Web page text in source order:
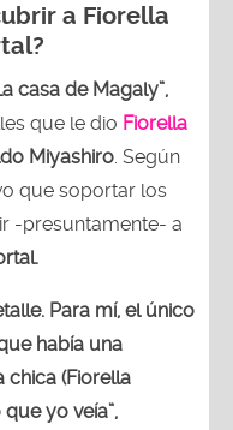
a Fiorella
casa de Magaly”,
que le dio Fiorella
Miyashiro . Según
que soportar los
-presuntamente- a
Para mí, el único
había una
(Fiorella
yo veía”,